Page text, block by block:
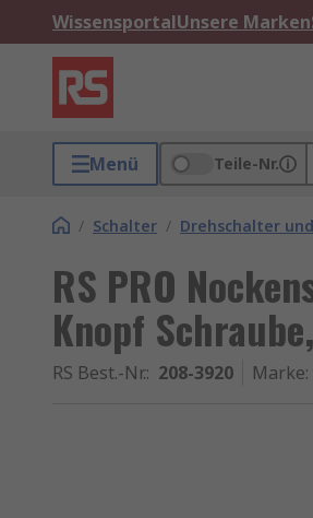
WissensportalUnsere Marken
Menü Teile-Nr.
/ Schalter / Drehschalter
RS PRO
Knopf
RS Best.-Nr.: 208-3920 Marke: